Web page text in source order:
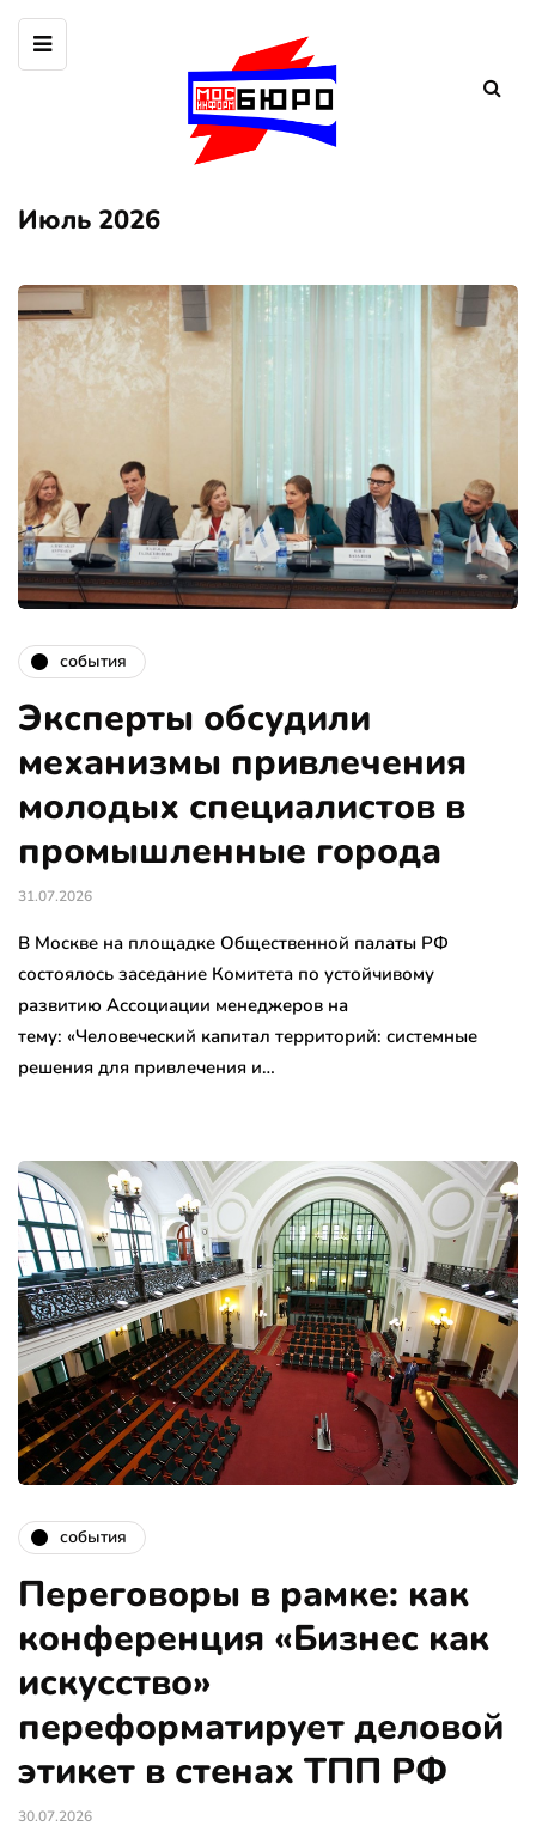
Июль 2026
события
Эксперты обсудили
механизмы привлечения
молодых специалистов в
промышленные города
31.07.2026
В Москве на площадке Общественной палаты РФ
состоялось заседание Комитета по устойчивому
развитию Ассоциации менеджеров на
тему: «Человеческий капитал территорий: системные
решения для привлечения и…
события
Переговоры в рамке: как
конференция «Бизнес как
искусство»
переформатирует деловой
этикет в стенах ТПП РФ
30.07.2026